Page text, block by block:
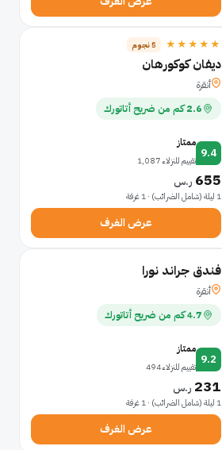
★★★★★ 5 نجوم
ديفان كوكورهان
أنقرة
2.6 كم من ضريح أتاتورك
9.4
ممتاز
تقييم للنزلاء 1,087
655 ر.س
1 ليلة (شامل الضرائب) · 1 غرفة
عرض الغرف
فندق جراند نورا
أنقرة
4.7 كم من ضريح أتاتورك
9.2
ممتاز
تقييم للنزلاء 494
231 ر.س
1 ليلة (شامل الضرائب) · 1 غرفة
عرض الغرف